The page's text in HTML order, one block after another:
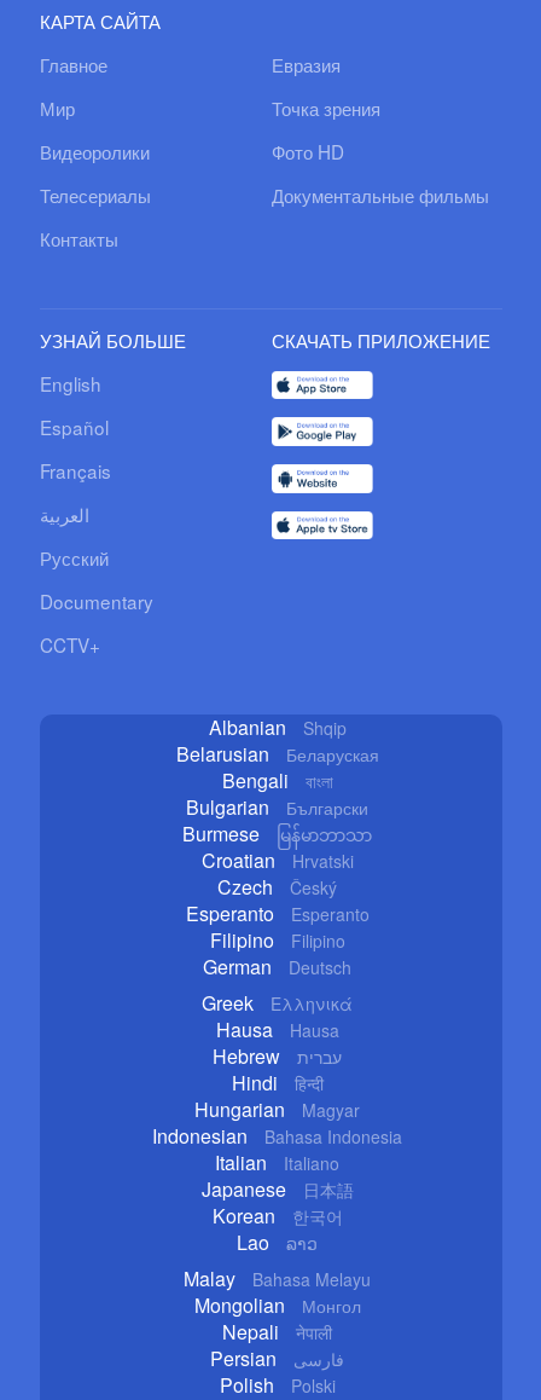
КАРТА САЙТА
Главное
Евразия
Мир
Точка зрения
Видеоролики
Фото HD
Телесериалы
Документальные фильмы
Контакты
УЗНАЙ БОЛЬШЕ
English
Español
Français
العربية
Русский
Documentary
CCTV+
СКАЧАТЬ ПРИЛОЖЕНИЕ
Albanian Shqip
Belarusian Беларуская
Bengali বাংলা
Bulgarian Български
Burmese မြန်မာဘာသာ
Croatian Hrvatski
Czech Český
Esperanto Esperanto
Filipino Filipino
German Deutsch
Greek Ελληνικά
Hausa Hausa
Hebrew עברית
Hindi हिन्दी
Hungarian Magyar
Indonesian Bahasa Indonesia
Italian Italiano
Japanese 日本語
Korean 한국어
Lao ລາວ
Malay Bahasa Melayu
Mongolian Монгол
Nepali नेपाली
Persian فارسی
Polish Polski